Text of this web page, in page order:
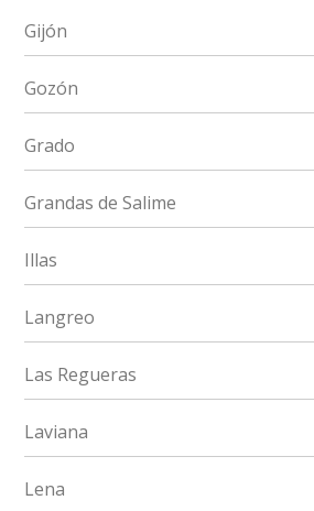
Gijón
Gozón
Grado
Grandas de Salime
Illas
Langreo
Las Regueras
Laviana
Lena